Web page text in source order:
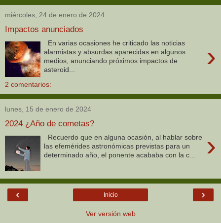
miércoles, 24 de enero de 2024
Impactos anunciados
›
En varias ocasiones he criticado las noticias
alarmistas y absurdas aparecidas en algunos
medios, anunciando próximos impactos de
asteroid...
2 comentarios:
lunes, 15 de enero de 2024
2024 ¿Año de cometas?
›
Recuerdo que en alguna ocasión, al hablar sobre
las efemérides astronómicas previstas para un
determinado año, el ponente acababa con la c...
‹ ›
Inicio
Ver versión web